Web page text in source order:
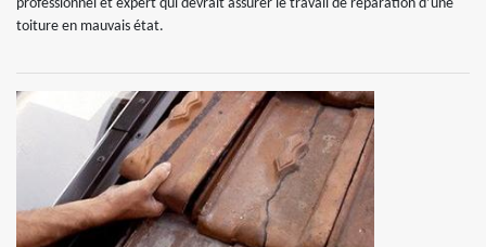
professionnel et expert qui devrait assurer le travail de réparation d’une
toiture en mauvais état.